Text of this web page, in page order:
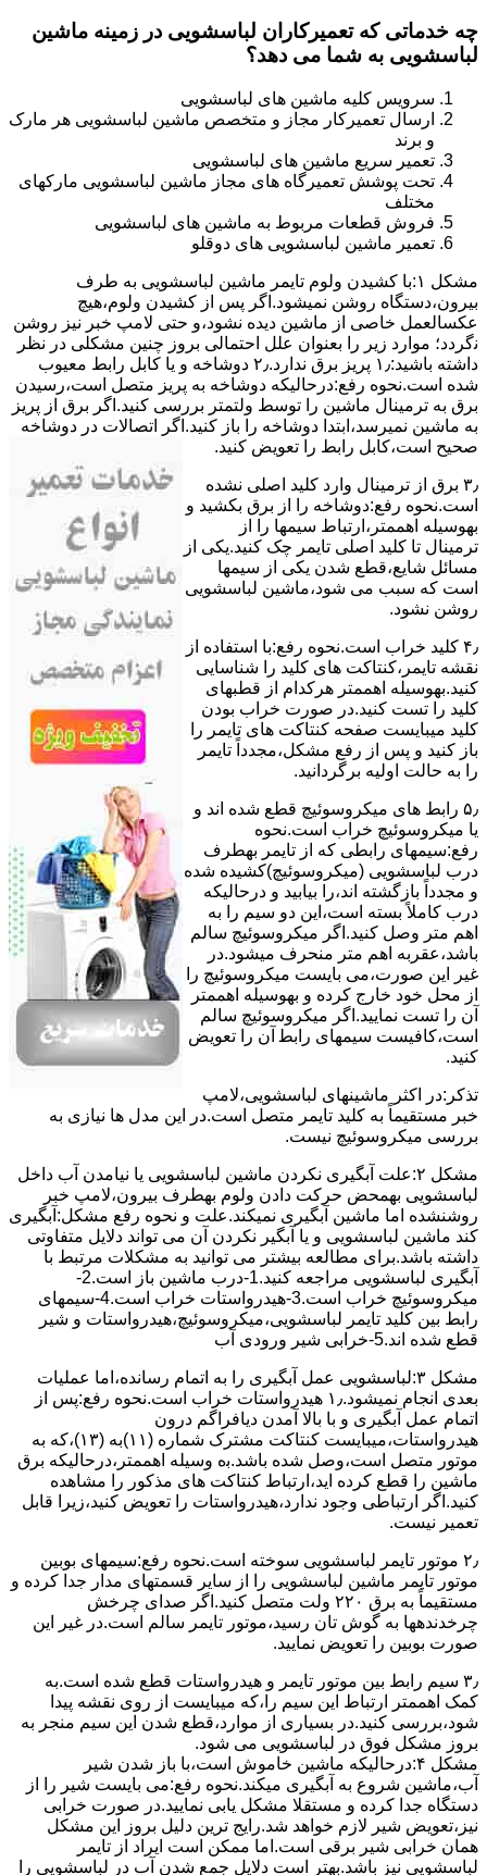
چه خدماتی که تعمیرکاران لباسشویی در زمینه ماشین
لباسشویی به شما می دهد؟
سرویس کلیه ماشین های لباسشویی
ارسال تعمیرکار مجاز و متخصص ماشین لباسشویی هر مارک
و برند
تعمیر سریع ماشین های لباسشویی
تحت پوشش تعمیرگاه های مجاز ماشین لباسشویی مارکهای
مختلف
فروش قطعات مربوط به ماشین های لباسشویی
تعمیر ماشین لباسشویی های دوقلو
مشکل ۱:ﺑﺎ ﮐﺸﯿﺪن وﻟﻮم ﺗﺎﯾﻤﺮ ماشین لباسشویی به طرف
ﺑﯿﺮون،دستگاه روﺷﻦ نمیشود.اﮔﺮ ﭘﺲ از ﮐﺸﯿﺪن وﻟﻮم،ﻫﯿﭻ
عکسالعمل ﺧﺎﺻﯽ از ﻣﺎﺷﯿﻦ دﯾﺪه نشود،و حتی ﻻﻣﭗ ﺧﺒﺮ ﻧﯿﺰ روﺷﻦ
ﻧگردد؛ موارد زیر را بعنوان ﻋﻠﻞ احتمالی بروز چنین مشکلی در نظر
داشته باشید:۱٫ ﭘﺮﯾﺰ ﺑﺮق ﻧﺪارد.۲٫ دوﺷﺎﺧﻪ و ﯾﺎ ﮐﺎﺑﻞ راﺑﻂ ﻣﻌﯿﻮب
ﺷﺪه است.نحوه رفع:درحالیکه دوﺷﺎﺧﻪ ﺑﻪ ﭘﺮﯾﺰ ﻣﺘﺼﻞ اﺳﺖ،رﺳﯿﺪن
ﺑﺮق ﺑﻪ ﺗﺮﻣﯿﻨﺎل ﻣﺎﺷﯿﻦ را ﺗﻮﺳﻂ ولتمتر بررسی ﮐﻨﯿﺪ.اﮔﺮ ﺑﺮق از ﭘﺮﯾﺰ
ﺑﻪ ﻣﺎﺷﯿﻦ نمیرسد،اﺑﺘﺪا دوشاخه را باز کنید.اﮔﺮ اﺗﺼﺎﻻت در دوشاخه
ﺻﺤﯿﺢ اﺳﺖ،ﮐﺎﺑﻞ راﺑﻂ را ﺗﻌﻮﯾﺾ کنید.
۳٫ ﺑﺮق از ﺗﺮﻣﯿﻨﺎل وارد ﮐﻠﯿﺪ اﺻﻠﯽ ﻧﺸﺪه
است.نحوه رﻓﻊ:دوشاخه را از ﺑﺮق بکشید و
بهوسیله اهممتر،ارﺗﺒﺎط سیمها را از
ﺗﺮﻣﯿﻨﺎل ﺗﺎ ﮐﻠﯿﺪ اﺻﻠﯽ ﺗﺎﯾﻤﺮ چک کنید.یکی از
مسائل شایع،ﻗﻄﻊ شدن ﯾﮑﯽ از سیمها
است که سبب می شود،ﻣﺎﺷﯿﻦ لباسشویی
روﺷﻦ نشود.
۴٫ ﮐﻠﯿﺪ ﺧﺮاب اﺳﺖ.نحوه رفع:ﺑﺎ اﺳﺘﻔﺎده از
ﻧﻘﺸﻪ ﺗﺎﯾﻤﺮ،ﮐﻨﺘﺎﮐﺖ ﻫﺎی ﮐﻠﯿﺪ را ﺷﻨﺎﺳﺎﯾﯽ
کنید.بهوسیله اهممتر هرکدام از قطبهای
ﮐﻠﯿﺪ را ﺗﺴﺖ ﮐﻨﯿﺪ.در ﺻﻮرت ﺧﺮاب ﺑﻮدن
ﮐﻠﯿﺪ میبایست ﺻﻔﺤﻪ ﮐﻨﺘﺎﮐﺖ ﻫﺎی ﺗﺎﯾﻤﺮ را
باز کنید و ﭘﺲ از رﻓﻊ مشکل،مجدداً ﺗﺎﯾﻤﺮ
را به حالت اوﻟﯿﻪ برگردانید.
۵٫ رابط های ﻣﯿﮑﺮوﺳﻮﺋﯿﭻ ﻗﻄﻊ شده اند و
ﯾﺎ ﻣﯿﮑﺮوﺳﻮﺋﯿﭻ ﺧﺮاب اﺳﺖ.نحوه
رفع:سیمهای راﺑﻄﯽ ﮐﻪ از ﺗﺎﯾﻤﺮ بهطرف
درب لباسشویی (ﻣﯿﮑﺮوﺳﻮﺋﯿﭻ)کشیده شده
و مجدداً بازگشته اند،را ﺑﯿﺎﺑﯿﺪ و درحالیکه
درب کاملاً ﺑﺴﺘﻪ اﺳﺖ،اﯾﻦ دو ﺳﯿﻢ را ﺑﻪ
اﻫﻢ ﻣﺘﺮ وصل کنید.اﮔﺮ ﻣﯿﮑﺮوﺳﻮﺋﯿﭻ ﺳﺎﻟﻢ
ﺑﺎﺷﺪ،ﻋﻘﺮﺑﻪ اهم متر ﻣﻨﺤﺮف میشود.در
ﻏﯿﺮ اﯾﻦ ﺻﻮرت،می بایست ﻣﯿﮑﺮوﺳﻮﺋﯿﭻ را
از ﻣﺤﻞ خود ﺧﺎرج کرده و بهوسیله اهممتر
آن را ﺗﺴﺖ ﻧﻤﺎﯾﯿﺪ.اﮔﺮ ﻣﯿﮑﺮوﺳﻮﺋﯿﭻ ﺳﺎﻟﻢ
اﺳﺖ،ﮐﺎﻓﯿﺴﺖ سیمهای راﺑﻄ آن را ﺗﻌﻮﯾﺾ
کنید.
ﺗﺬﮐﺮ:در اﮐﺜﺮ ماشینهای لباسشویی،ﻻﻣﭗ
ﺧﺒﺮ مستقیماً ﺑﻪ ﮐﻠﯿﺪ ﺗﺎﯾﻤﺮ ﻣﺘﺼﻞ اﺳﺖ.در اﯾﻦ مدل ها ﻧﯿﺎزی ﺑﻪ
بررسی ﻣﯿﮑﺮوﺳﻮﺋﯿﭻ نیست.
مشکل ۲:علت آبگیری نکردن ماشین لباسشویی یا نیامدن آب داخل
لباسشویی بهمحض ﺣﺮﮐﺖ دادن وﻟﻮم بهطرف ﺑﯿﺮون،ﻻﻣﭗ ﺧﺒﺮ
روشنشده اﻣﺎ ﻣﺎﺷﯿﻦ آﺑﮕﯿﺮی نمیکند.ﻋﻠﺖ و نحوه رﻓﻊ مشکل:آبگیری
کند ماشین لباسشویی و یا آبگیر نکردن آن می تواند دلایل متفاوتی
داشته باشد.برای مطالعه بیشتر می توانید به مشکلات مرتبط با
آبگیری لباسشویی مراجعه کنید.1-درب ﻣﺎﺷﯿﻦ ﺑﺎز اﺳﺖ.2-
ﻣﯿﮑﺮوﺳﻮﺋﯿﭻ ﺧﺮاب اﺳﺖ.3-ﻫﯿﺪرواﺳﺘﺎت ﺧﺮاب اﺳﺖ.4-سیمهای
راﺑﻂ ﺑﯿﻦ ﮐﻠﯿﺪ ﺗﺎﯾﻤﺮ لباسشویی،ﻣﯿﮑﺮوﺳﻮﺋﯿﭻ،ﻫﯿﺪرواﺳﺘﺎت و ﺷﯿﺮ
ﻗﻄﻊ ﺷﺪه اند.5-خرابی شیر ورودی آب
مشکل ۳:لباسشویی ﻋﻤﻞ آﺑﮕﯿﺮی را ﺑﻪ اﺗﻤﺎم رﺳﺎﻧﺪه،اﻣﺎ ﻋﻤﻠﯿﺎت
ﺑﻌﺪی اﻧﺠﺎم نمیشود.۱٫ ﻫﯿﺪرواﺳﺘﺎت ﺧﺮاب اﺳﺖ.نحوه رﻓﻊ:ﭘﺲ از
اﺗﻤﺎم عمل آﺑﮕﯿﺮی و ﺑﺎ ﺑﺎﻻ آﻣﺪن دﯾﺎﻓﺮاﮔﻢ درون
ﻫﯿﺪرواﺳﺘﺎت،میبایست ﮐﻨﺘﺎﮐﺖ ﻣﺸﺘﺮک شماره (۱۱)به (۱۳)،ﮐﻪ ﺑﻪ
ﻣﻮﺗﻮر ﻣﺘﺼﻞ اﺳﺖ،وﺻﻞ ﺷﺪه ﺑﺎﺷﺪ.ﺑه وسیله اهممتر،درحالیکه ﺑﺮق
ﻣﺎﺷﯿﻦ را ﻗﻄﻊ کرده اید،ارﺗﺒﺎط ﮐﻨﺘﺎﮐﺖ ﻫﺎی ﻣﺬﮐﻮر را ﻣﺸﺎﻫﺪه
کنید.اﮔﺮ ارﺗﺒﺎطی وجود ندارد،ﻫﯿﺪرواﺳﺘﺎت را ﺗﻌﻮﯾﺾ ﮐﻨﯿﺪ،زﯾﺮا قابل
ﺗﻌﻤﯿﺮ نیست.
۲٫ ﻣﻮﺗﻮر ﺗﺎﯾﻤﺮ لباسشویی ﺳﻮﺧﺘﻪ اﺳﺖ.نحوه رﻓﻊ:سیمهای ﺑﻮﺑﯿﻦ
ﻣﻮﺗﻮر ﺗﺎﯾﻤﺮ ماشین لباسشویی را از ﺳﺎﯾﺮ قسمتهای ﻣﺪار ﺟﺪا کرده و
مستقیماً ﺑﻪ برق ۲۲۰ وﻟﺖ ﻣﺘﺼﻞ کنید.اﮔﺮ ﺻﺪای ﭼﺮﺧﺶ
چرخدندهها به گوش تان رﺳﯿﺪ،ﻣﻮﺗﻮر ﺗﺎﯾﻤﺮ ﺳﺎﻟﻢ اﺳﺖ.در ﻏﯿﺮ اﯾﻦ
ﺻﻮرت ﺑﻮﺑﯿﻦ را ﺗﻌﻮﯾﺾ ﻧﻤﺎﯾﯿﺪ.
۳٫ ﺳﯿﻢ راﺑﻂ ﺑﯿﻦ ﻣﻮﺗﻮر ﺗﺎﯾﻤﺮ و ﻫﯿﺪرواﺳﺘﺎت ﻗﻄﻊ ﺷﺪه اﺳﺖ.به
کمک اهممتر ارﺗﺒﺎط اﯾﻦ ﺳﯿﻢ را،ﮐﻪ میبایست از روی ﻧﻘﺸﻪ ﭘﯿﺪا
ﺷﻮد،بررسی ﮐﻨﯿﺪ.در ﺑﺴﯿﺎری از موارد،ﻗﻄﻊ ﺷﺪن اﯾﻦ ﺳﯿﻢ ﻣﻨﺠﺮ ﺑﻪ
ﺑﺮوز مشکل ﻓﻮق در لباسشویی می شود.
مشکل ۴:درحالیکه ﻣﺎﺷﯿﻦ ﺧﺎﻣﻮش اﺳﺖ،ﺑﺎ ﺑﺎز ﺷﺪن ﺷﯿﺮ
آب،ﻣﺎﺷﯿﻦ ﺷﺮوع ﺑﻪ آﺑﮕﯿﺮی میکند.نحوه رﻓﻊ:می بایست ﺷﯿﺮ را از
دستگاه جدا کرده و مستقلا مشکل یابی نمایید.در صورت خرابی
نیز،تعویض شیر لازم خواهد شد.رایج ترین دلیل بروز این مشکل
همان خرابی شیر برقی است.اما ممکن است ایراد از تایمر
لباسشویی نیز باشد.بهتر است دلایل جمع شدن آب در لباسشویی را